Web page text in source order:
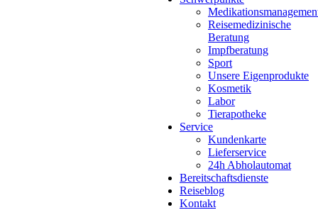
Reisemedizinische
Beratung
Impfberatung
Sport
Unsere Eigenprodukte
Kosmetik
Labor
Tierapotheke
Service
Kundenkarte
Lieferservice
24h Abholautomat
Bereitschaftsdienste
Reiseblog
Kontakt